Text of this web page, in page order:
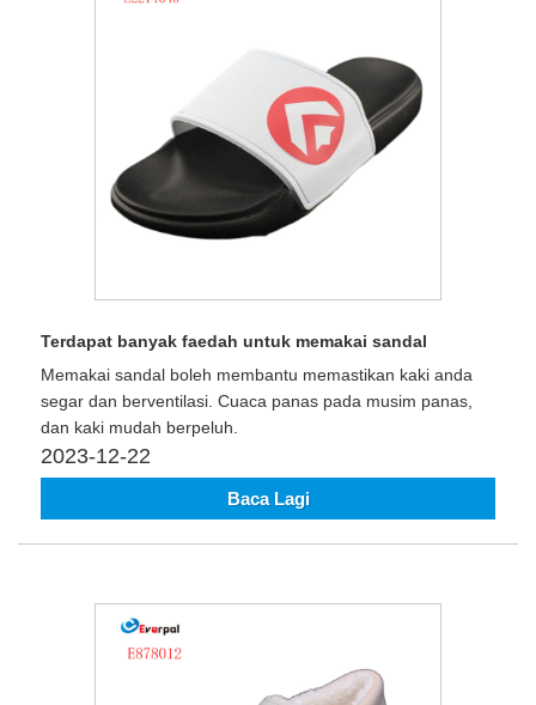
Terdapat banyak faedah untuk memakai sandal
Memakai sandal boleh membantu memastikan kaki anda
segar dan berventilasi. Cuaca panas pada musim panas,
dan kaki mudah berpeluh.
2023-12-22
Baca Lagi